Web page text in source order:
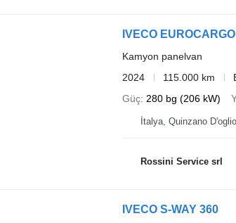
IVECO
Kamyon panelvan
2024
115.000 km
Güç 280 bg (206 kW)
İtalya, Quinzano
Rossini Service srl
IVECO S-WAY 360